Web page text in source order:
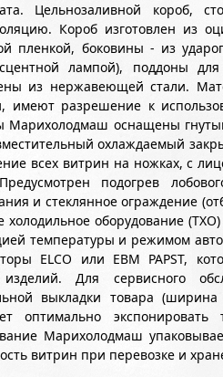
Цельнозаливной короб,
Короб изготовлен из
пленкой, боковины - из
лампой), поддоны
из нержавеющей стали.
имеют разрешение к
Марихолодмаш оснащены
охлаждаемый
всех витрин на ножках, с
подогрев
и стеклянное ограждение
холодильное оборудование
температуры и режимом
ELCO или EBM PAPST,
изделий. Для сервисного
выкладки товара
оптимально
Марихолодмаш
витрин при перевозке и